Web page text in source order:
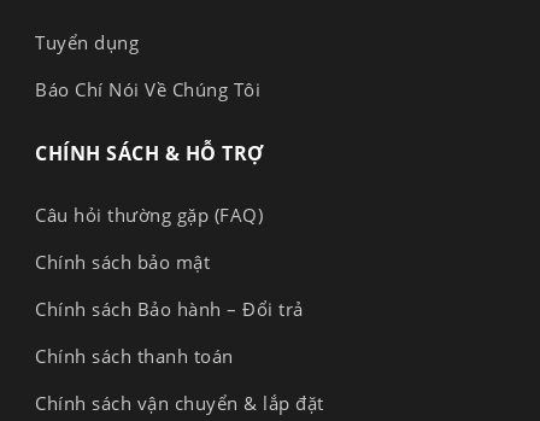
Tuyển dụng
Báo Chí Nói Về Chúng Tôi
CHÍNH SÁCH & HỖ TRỢ
Câu hỏi thường gặp (FAQ)
Chính sách bảo mật
Chính sách Bảo hành – Đổi trả
Chính sách thanh toán
Chính sách vận chuyển & lắp đặt